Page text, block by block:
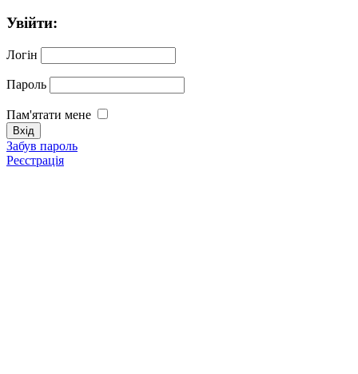
Увійти:
Логін
Пароль
Пам'ятати мене
Забув пароль
Реєстрація